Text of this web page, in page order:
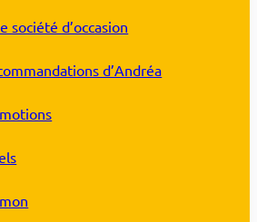
société d’occasion
d’Andréa